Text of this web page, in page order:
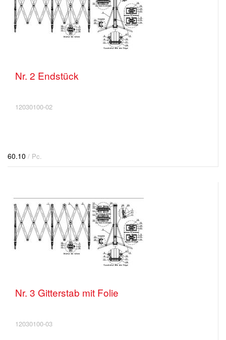
Nr. 2 Endstück
12030100-02
60.10 / Pc.
Nr. 3 Gitterstab mit Folie
12030100-03